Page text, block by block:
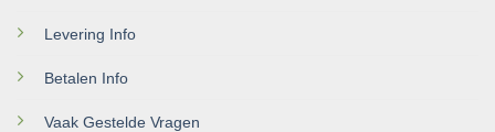
Levering Info
Betalen Info
Vaak Gestelde Vragen